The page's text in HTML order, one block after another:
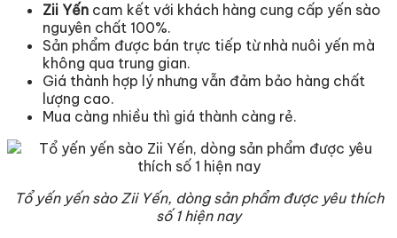
Zii Yến cam kết với khách hàng cung cấp yến sào
nguyên chất 100%.
Sản phẩm được bán trực tiếp từ nhà nuôi yến mà
không qua trung gian.
Giá thành hợp lý nhưng vẫn đảm bảo hàng chất
lượng cao.
Mua càng nhiều thì giá thành càng rẻ.
Tổ yến yến sào Zii Yến, dòng sản phẩm được yêu thích
số 1 hiện nay